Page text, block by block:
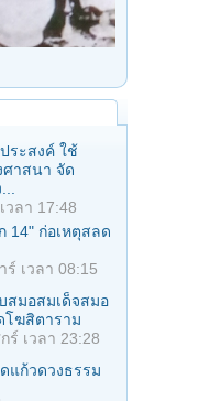
ระสงค์ ใช้
ศาสนา จัด
วลา 17:48
14" ก่อเหตุสลด
ร์ เวลา 08:15
สมอสมเด็จสมอ
โฆสิตาราม
ร์ เวลา 23:28
แก้วดวงธรรม